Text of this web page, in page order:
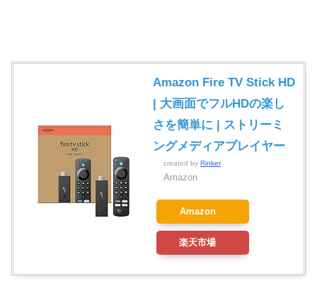
Amazon Fire TV Stick HD
| 大画面でフルHDの楽し
さを簡単に | ストリーミ
ングメディアプレイヤー
created by Rinker
Amazon
Amazon
楽天市場